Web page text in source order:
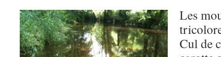
Les
Cul de